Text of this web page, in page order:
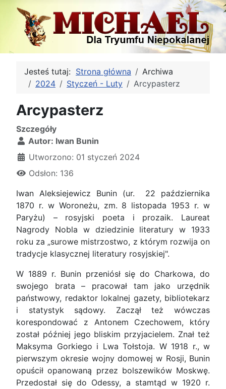
Jesteś tutaj: Strona główna
Archiwa
2024
Styczeń - Luty Arcypasterz
Arcypasterz
Szczegóły
Autor: Iwan Bunin
Utworzono: 01 styczeń 2024
Odsłon: 136
Iwan Aleksiejewicz Bunin (ur. 22 października
1870 r. w Woroneżu, zm. 8 listopada 1953 r. w
Paryżu) – rosyjski poeta i prozaik. Laureat
Nagrody Nobla w dziedzinie literatury w 1933
roku za „surowe mistrzostwo, z którym rozwija on
tradycje klasycznej literatury rosyjskiej".
W 1889 r. Bunin przeniósł się do Charkowa, do
swojego brata – pracował tam jako urzędnik
państwowy, redaktor lokalnej gazety, bibliotekarz
i statystyk sądowy. Zaczął też wówczas
korespondować z Antonem Czechowem, który
został później jego bliskim przyjacielem. Znał też
Maksyma Gorkiego i Lwa Tołstoja. W 1918 r., w
pierwszym okresie wojny domowej w Rosji, Bunin
opuścił opanowaną przez bolszewików Moskwę.
Przedostał się do Odessy, a stamtąd w 1920 r.